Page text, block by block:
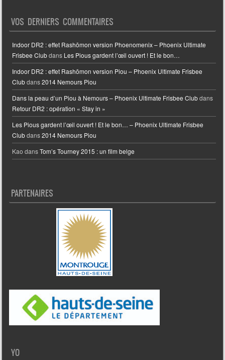
VOS DERNIERS COMMENTAIRES
Indoor DR2 : effet Rashōmon version Phoenomenix – Phoenix Ultimate
Frisbee Clubdans Les Pious gardent l’œil ouvert ! Et le bon…
Indoor DR2 : effet Rashōmon version Piou – Phoenix Ultimate Frisbee
Clubdans2014 Nemours Piou
Dans la peau d’un Piou à Nemours – Phoenix Ultimate Frisbee Clubdans
Retour DR2 : opération « Stay in »
Les Pious gardent l’œil ouvert ! Et le bon… – Phoenix Ultimate Frisbee
Clubdans2014 Nemours Piou
Kao dansTom’s Tourney 2015 : un film belge
PARTENAIRES
YO